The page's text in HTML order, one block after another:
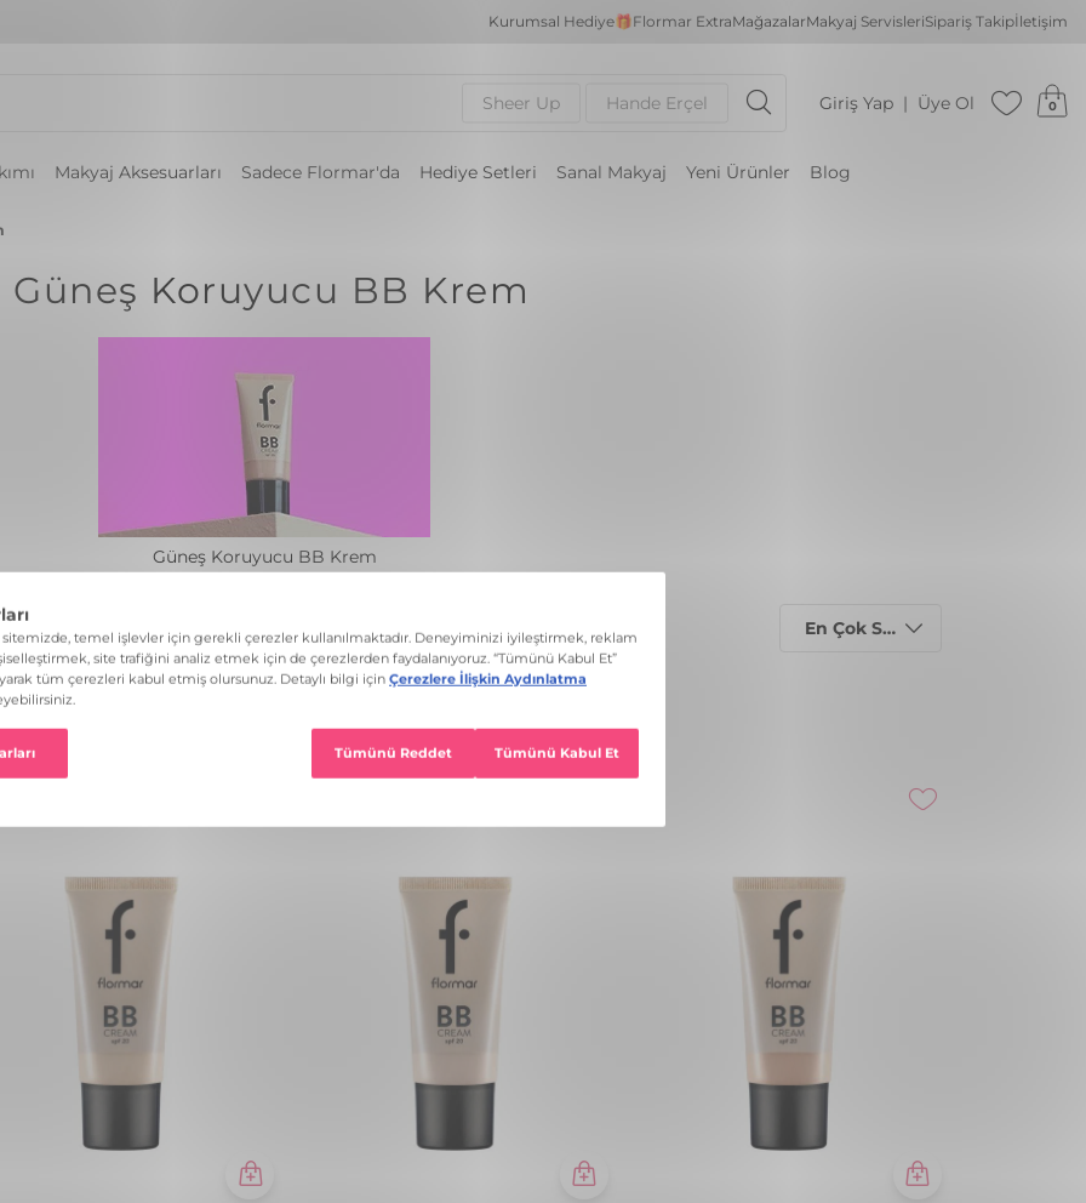
Kurumsal Hediye🎁Flormar ExtraMağazalarMakyaj ServisleriSipariş Takipİletişim
Sheer Up Hande Erçel Giriş Yap Üye Ol 0
Makyaj Aksesuarları Sadece Flormar'da Hediye Setleri Sanal Makyaj Yeni Ürünler Blog
Güneş Koruyucu BB Krem
Güneş Koruyucu BB Krem
Tükenenleri Gizle 9 ürün listeleniyor En Çok Satanlar
Koruyucu BB Krem